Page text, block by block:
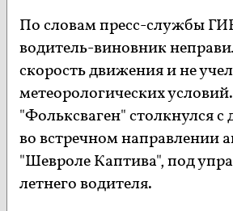
По словам пресс-службы
водитель-виновник
скорость движения и не
метеорологических
"Фольксваген" столкнулся
во встречном направлении
"Шевроле Каптива", под
летнего водителя.